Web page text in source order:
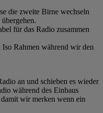
die zweite Birne wechseln
für das Radio zusammen
Rahmen während wir den
an und schieben es wieder
während des Einbaus
wir merken wenn ein